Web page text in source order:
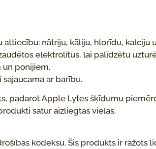
nātriju, kāliju, hlorīdu, kalciju
elektrolītus, lai palīdzētu
un ponijiem.
ar barību.
padarot Apple Lytes šķīdumu
satur aizliegtas vielas.
kodeksu. Šis produkts ir